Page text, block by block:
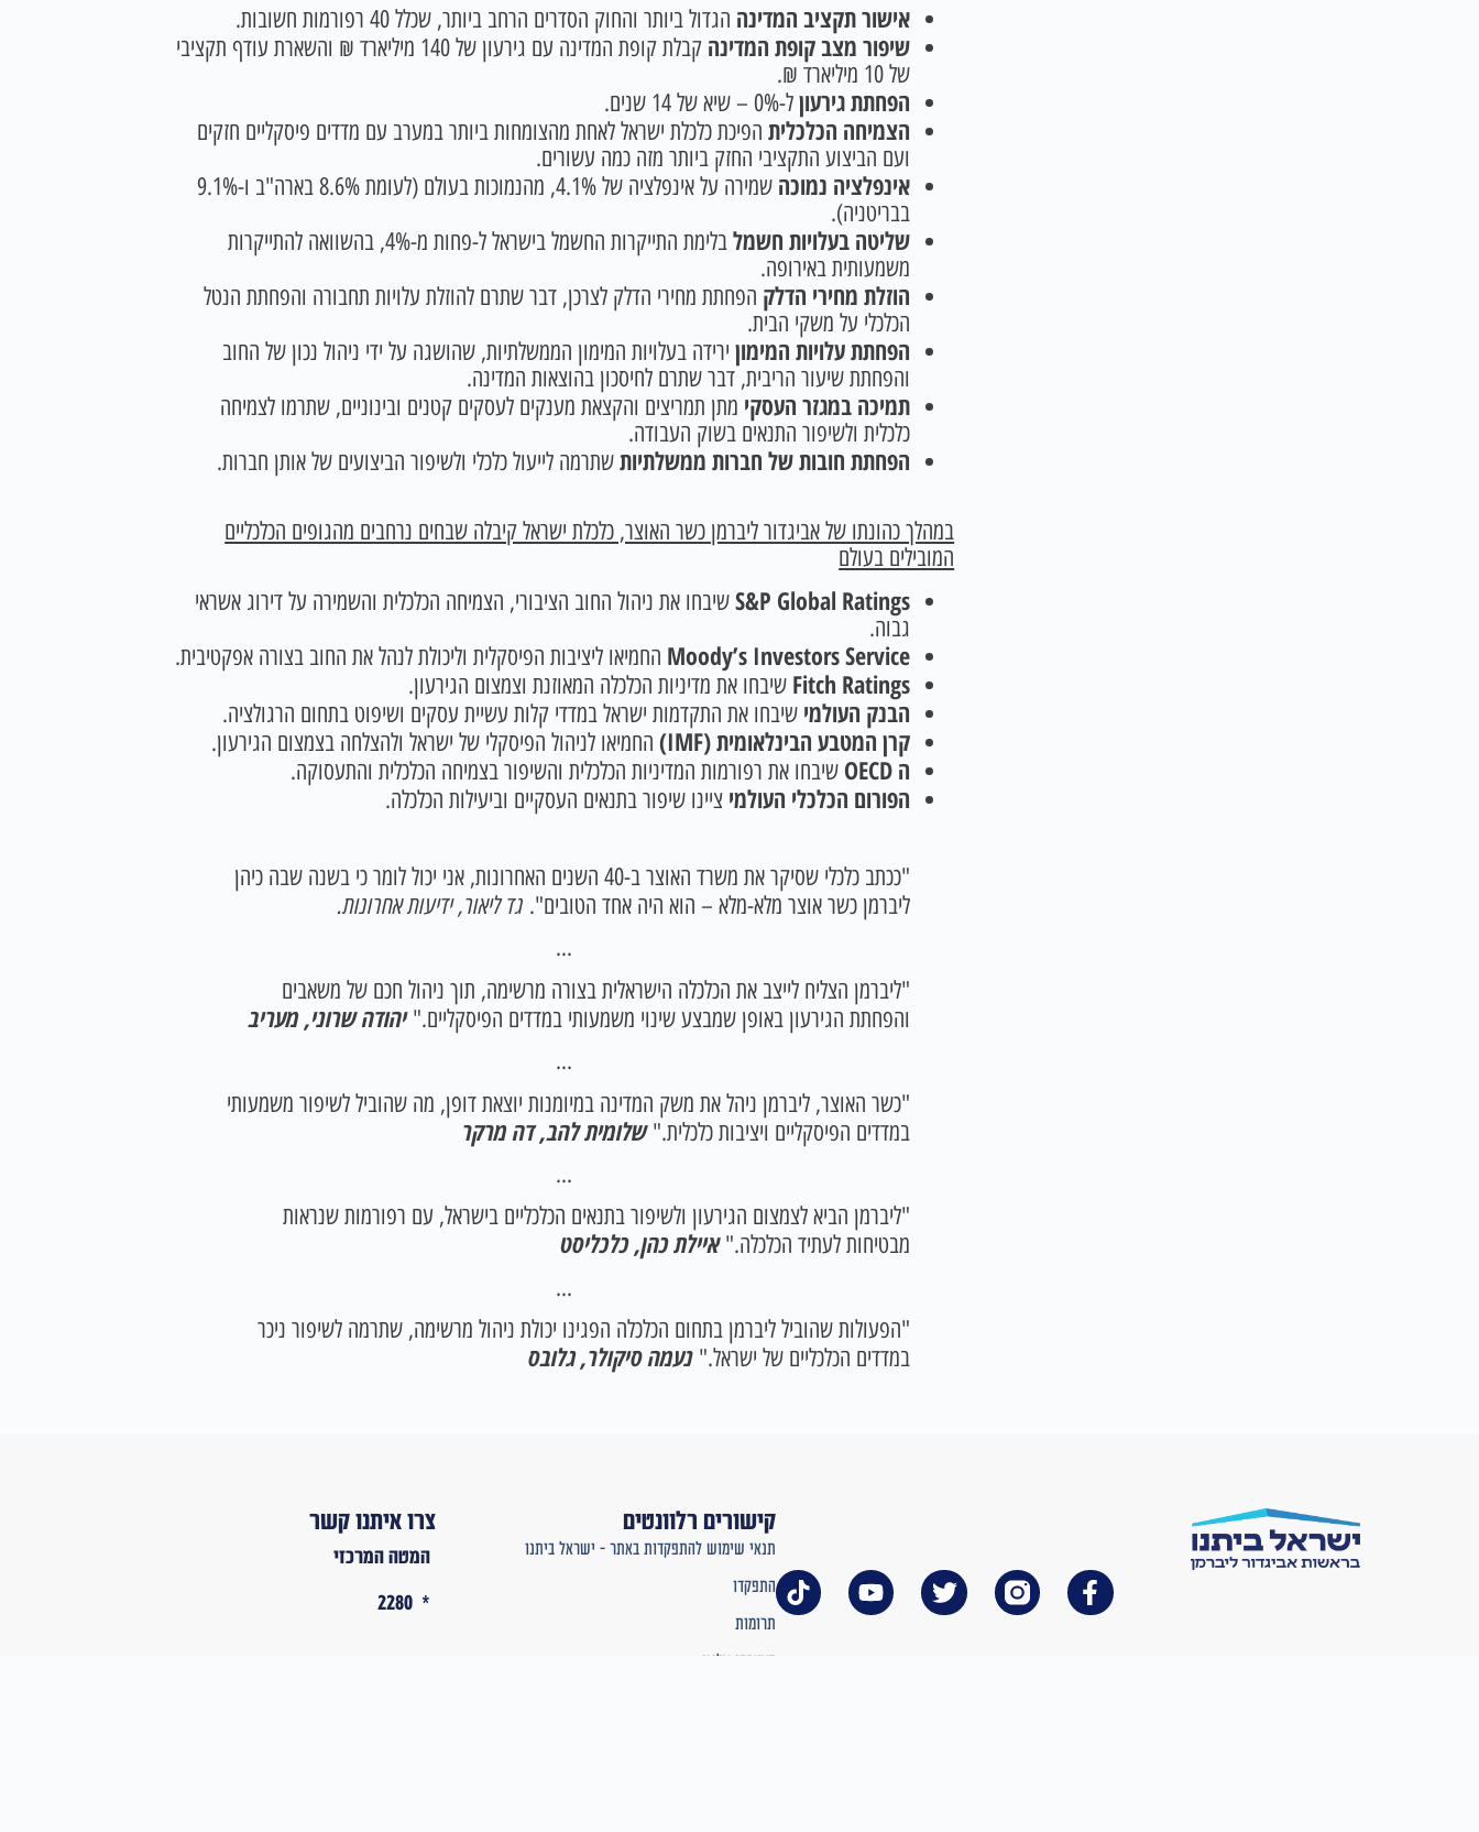
אישור תקציב המדינה הגדול ביותר והחוק הסדרים הרחב ביותר, שכלל 40 רפורמות חשובות.
שיפור מצב קופת המדינה
קבלת קופת המדינה עם גירעון של 140 מיליארד ₪ והשארת עודף תקציבי
של 10 מיליארד ₪.
הפחתת גירעוןל-0% – שיא של 14 שנים.
הצמיחה הכלכליתהפיכת כלכלת ישראל לאחת מהצומחות ביותר במערב עם מדדים פיסקליים חזקים
ועם הביצוע התקציבי החזק ביותר מזה כמה עשורים.
אינפלציה נמוכה
שמירה על אינפלציה של 4.1%, מהנמוכות בעולם (לעומת 8.6% בארה"ב ו-9.1%
בבריטניה).
שליטה בעלויות חשמל
בלימת התייקרות החשמל בישראל ל-פחות מ-4%, בהשוואה להתייקרות
משמעותית באירופה.
הוזלת מחירי הדלק הפחתת מחירי הדלק לצרכן, דבר שתרם להוזלת עלויות תחבורה והפחתת הנטל
הכלכלי על משקי הבית.
הפחתת עלויות המימוןירידה בעלויות המימון הממשלתיות, שהושגה על ידי ניהול נכון של החוב
והפחתת שיעור הריבית, דבר שתרם לחיסכון בהוצאות המדינה.
תמיכה במגזר העסקי מתן תמריצים והקצאת מענקים לעסקים קטנים ובינוניים, שתרמו לצמיחה
כלכלית ולשיפור התנאים בשוק העבודה.
הפחתת חובות של חברות ממשלתיותשתרמה לייעול כלכלי ולשיפור הביצועים של אותן חברות.
במהלך כהונתו של אביגדור ליברמן כשר האוצר, כלכלת ישראל קיבלה שבחים נרחבים מהגופים הכלכליים
המובילים בעולם
S&P Global Ratingsשיבחו את ניהול החוב הציבורי, הצמיחה הכלכלית והשמירה על דירוג אשראי
גבוה.
Moody’s Investors Service החמיאו ליציבות הפיסקלית וליכולת לנהל את החוב בצורה אפקטיבית.
Fitch Ratings שיבחו את מדיניות הכלכלה המאוזנת וצמצום הגירעון.
הבנק העולמי שיבחו את התקדמות ישראל במדדי קלות עשיית עסקים ושיפוט בתחום הרגולציה.
קרן המטבע הבינלאומית(IMF) החמיאו לניהול הפיסקלי של ישראל ולהצלחה בצמצום הגירעון.
ה OECD שיבחו את רפורמות המדיניות הכלכלית והשיפור בצמיחה הכלכלית והתעסוקה.
הפורום הכלכלי העולמי ציינו שיפור בתנאים העסקיים וביעילות הכלכלה.
"ככתב כלכלי שסיקר את משרד האוצר ב-40 השנים האחרונות, אני יכול לומר כי בשנה שבה כיהן
ליברמן כשר אוצר מלא-מלא – הוא היה אחד הטובים". גד ליאור, ידיעות אחרונות.
…
"ליברמן הצליח לייצב את הכלכלה הישראלית בצורה מרשימה, תוך ניהול חכם של משאבים
והפחתת הגירעון באופן שמבצע שינוי משמעותי במדדים הפיסקליים."יהודה שרוני, מעריב
…
"כשר האוצר, ליברמן ניהל את משק המדינה במיומנות יוצאת דופן, מה שהוביל לשיפור משמעותי
במדדים הפיסקליים ויציבות כלכלית."שלומית להב, דה מרקר
…
"ליברמן הביא לצמצום הגירעון ולשיפור בתנאים הכלכליים בישראל, עם רפורמות שנראות
מבטיחות לעתיד הכלכלה."איילת כהן, כלכליסט
…
"הפעולות שהוביל ליברמן בתחום הכלכלה הפגינו יכולת ניהול מרשימה, שתרמה לשיפור ניכר
במדדים הכלכליים של ישראל." נעמה סיקולר, גלובס
קישורים רלוונטים
תנאי שימוש להתפקדות באתר – ישראל ביתנו
התפקדו
תרומות
הצטרפו אלינו
צרו איתנו קשר
המטה המרכזי
* 2280